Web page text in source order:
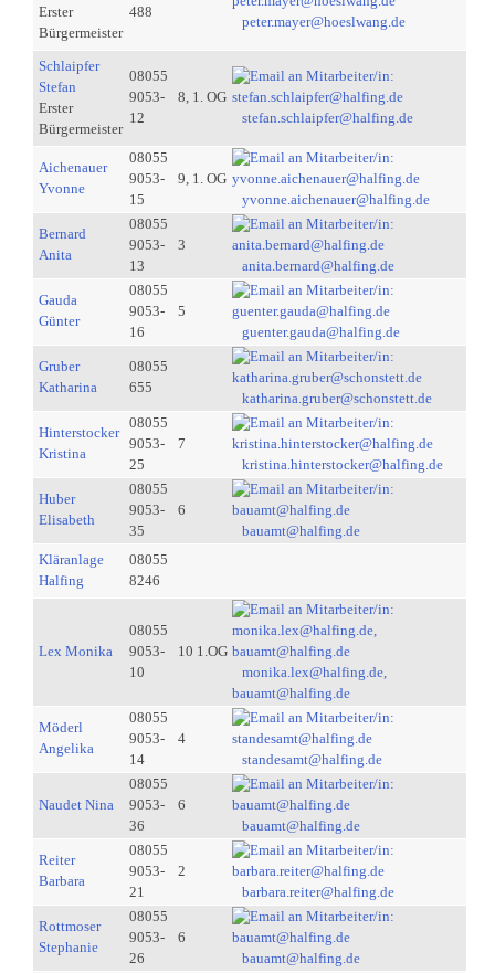
Erster
Bürgermeister
488
peter.mayer@hoeslwang.de
Schlaipfer
Stefan
Erster
Bürgermeister
08055
9053-
12
8, 1. OG
stefan.schlaipfer@halfing.de
Aichenauer
Yvonne
08055
9053-
15
9, 1. OG
yvonne.aichenauer@halfing.de
Bernard
Anita
08055
9053-
13
3
anita.bernard@halfing.de
Gauda
Günter
08055
9053-
16
5
guenter.gauda@halfing.de
Gruber
Katharina
08055
655
katharina.gruber@schonstett.de
Hinterstocker
Kristina
08055
9053-
25
7
kristina.hinterstocker@halfing.de
Huber
Elisabeth
08055
9053-
35
6
bauamt@halfing.de
Kläranlage
Halfing
08055
8246
Lex Monika
08055
9053-
10
10 1.OG
monika.lex@halfing.de,
bauamt@halfing.de
Möderl
Angelika
08055
9053-
14
4
standesamt@halfing.de
Naudet Nina
08055
9053-
36
6
bauamt@halfing.de
Reiter
Barbara
08055
9053-
21
2
barbara.reiter@halfing.de
Rottmoser
Stephanie
08055
9053-
26
6
bauamt@halfing.de